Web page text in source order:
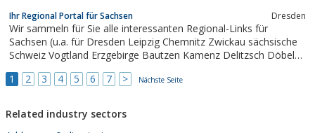
Pension, Ferien / Urlaub, Tourismus, Reisen, Auto, Wellness,
Jobs, Sport, Kultur...
Ihr Regional Portal für Sachsen Dresden
Wir sammeln für Sie alle interessanten Regional-Links für
Sachsen (u.a. für Dresden Leipzig Chemnitz Zwickau sächsische
Schweiz Vogtland Erzgebirge Bautzen Kamenz Delitzsch Döbeln
den Bereichen Handwerk, Immobilien, Bauen, Handel,
1 2 3 4 5 6 7 > Nächste Seite
Related industry sectors